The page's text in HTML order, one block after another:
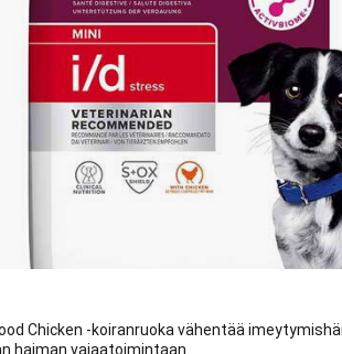
Chicken -koiranruoka vähentää
haiman vajaatoimintaan.